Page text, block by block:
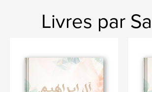
Livres par